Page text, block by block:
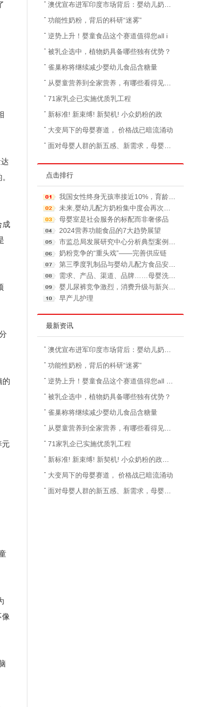
成
的
像
功能性奶粉，背后的科研“迷雾”
逆势上升！婴童食品这个赛道值得您all i
被乳企选中，植物奶具备哪些独有优势？
雀巢称将继续减少婴幼儿食品含糖量
71家乳企已实施优质乳工程
新标准! 新束缚! 新契机! 小众奶粉的政
大变局下的母婴赛道， 价格战已暗流涌动
点击排行
母婴室是社会服务的标配而非奢侈品
2024营养功能食品的7大趋势展望
奶粉竞争的“重头戏”——完善供应链
早产儿护理
最新资讯
功能性奶粉，背后的科研“迷雾”
被乳企选中，植物奶具备哪些独有优势？
雀巢称将继续减少婴幼儿食品含糖量
71家乳企已实施优质乳工程
大变局下的母婴赛道， 价格战已暗流涌动